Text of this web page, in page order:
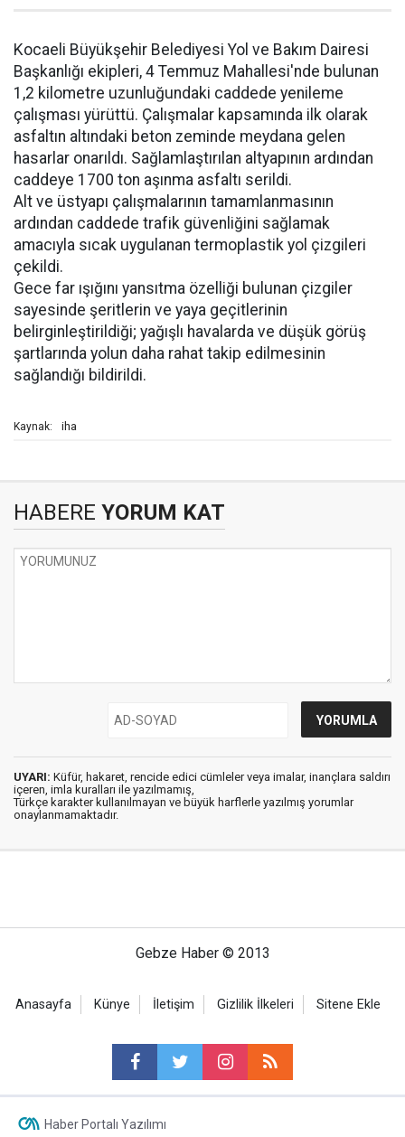
Kocaeli Büyükşehir Belediyesi Yol ve Bakım Dairesi
Başkanlığı ekipleri, 4 Temmuz Mahallesi'nde bulunan
1,2 kilometre uzunluğundaki caddede yenileme
çalışması yürüttü. Çalışmalar kapsamında ilk olarak
asfaltın altındaki beton zeminde meydana gelen
hasarlar onarıldı. Sağlamlaştırılan altyapının ardından
caddeye 1700 ton aşınma asfaltı serildi.
Alt ve üstyapı çalışmalarının tamamlanmasının
ardından caddede trafik güvenliğini sağlamak
amacıyla sıcak uygulanan termoplastik yol çizgileri
çekildi.
Gece far ışığını yansıtma özelliği bulunan çizgiler
sayesinde şeritlerin ve yaya geçitlerinin
belirginleştirildiği; yağışlı havalarda ve düşük görüş
şartlarında yolun daha rahat takip edilmesinin
sağlandığı bildirildi.
Kaynak: iha
HABERE YORUM KAT
UYARI: Küfür, hakaret, rencide edici cümleler veya imalar, inançlara saldırı
içeren, imla kuralları ile yazılmamış,
Türkçe karakter kullanılmayan ve büyük harflerle yazılmış yorumlar
onaylanmamaktadır.
Gebze Haber © 2013
Anasayfa Künye İletişim Gizlilik İlkeleri Sitene Ekle
Haber Portalı Yazılımı